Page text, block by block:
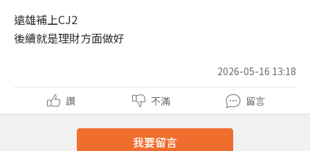
遠雄補上CJ2
後續就是理財方面做好
2026-05-16 13:18
讚 不滿 留言
我要留言